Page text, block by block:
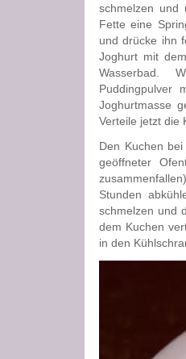
schmelzen und
Fette eine
und drücke ihn
Joghurt mit
Wasserbad.
Puddingpulver
Joghurtmasse
Verteile jetzt die
Den Kuchen
geöffneter
Stunden
schmelzen und
dem Kuchen
in den